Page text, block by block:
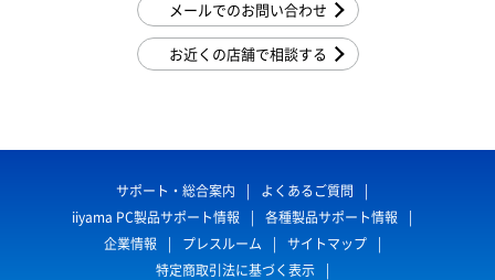
メールでのお問い合わせ
お近くの店舗で相談する
サポート・総合案内
よくあるご質問
iiyama PC製品サポート情報
各種製品サポート情報
企業情報
プレスルーム
サイトマップ
特定商取引法に基づく表示